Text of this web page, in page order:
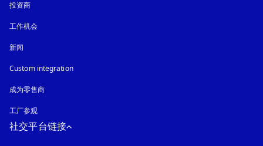
投资商
工作机会
新闻
Custom integration
成为零售商
工厂参观
社交平台链接